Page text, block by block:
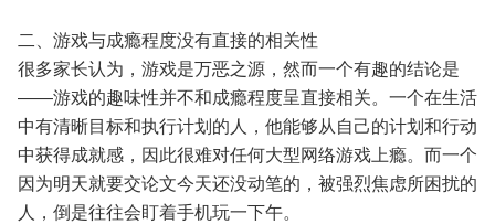
二、游戏与成瘾程度没有直接的相关性
很多家长认为，游戏是万恶之源，然而一个有趣的结论是
——游戏的趣味性并不和成瘾程度呈直接相关。一个在生活
中有清晰目标和执行计划的人，他能够从自己的计划和行动
中获得成就感，因此很难对任何大型网络游戏上瘾。而一个
因为明天就要交论文今天还没动笔的，被强烈焦虑所困扰的
人，倒是往往会盯着手机玩一下午。